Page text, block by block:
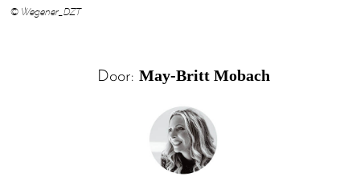
© Wegener_DZT
Door: May-Britt Mobach